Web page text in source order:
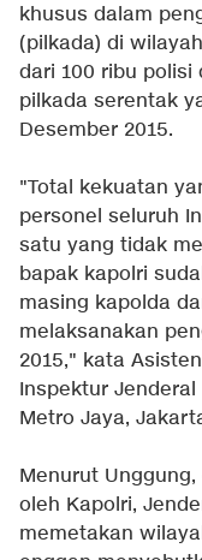
khusus dalam
(pilkada) di
dari 100 ribu
pilkada serentak
Desember 2015.
"Total kekuatan
personel seluruh
satu yang tidak
bapak kapolri
masing kapolda
melaksanakan
2015," kata
Inspektur
Metro Jaya,
Menurut
oleh Kapolri,
memetakan